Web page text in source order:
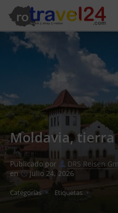
Moldavia, tierra
Publicado por
DRS Reisen
en
julio 24, 2026
Categorías Etiquetas